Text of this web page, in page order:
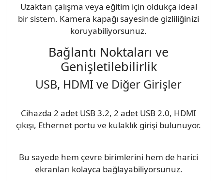
Uzaktan çalışma veya eğitim için oldukça ideal
bir sistem. Kamera kapağı sayesinde gizliliğinizi
koruyabiliyorsunuz.
Bağlantı Noktaları ve
Genişletilebilirlik
USB, HDMI ve Diğer Girişler
Cihazda 2 adet USB 3.2, 2 adet USB 2.0, HDMI
çıkışı, Ethernet portu ve kulaklık girişi bulunuyor.
Bu sayede hem çevre birimlerini hem de harici
ekranları kolayca bağlayabiliyorsunuz.